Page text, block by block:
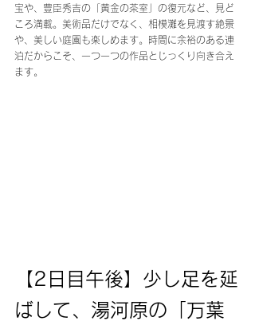
宝や、豊臣秀吉の「黄金の茶室」の復元など、見ど
ころ満載。美術品だけでなく、相模灘を見渡す絶景
や、美しい庭園も楽しめます。時間に余裕のある連
泊だからこそ、一つ一つの作品とじっくり向き合え
ます。
【2日目午後】少し足を延
ばして、湯河原の「万葉